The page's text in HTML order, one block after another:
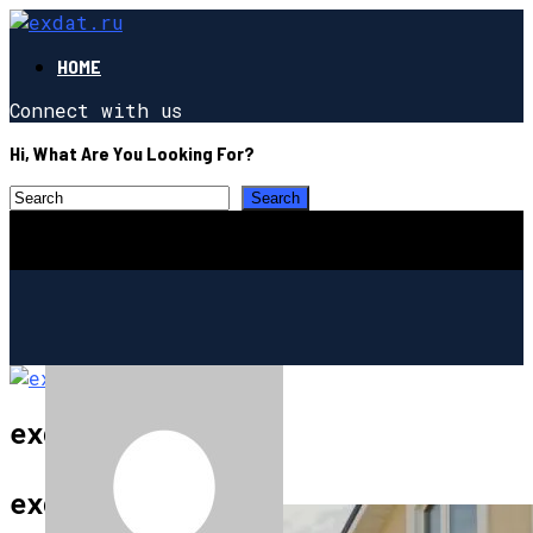
HOME
Connect with us
Hi, What Are You Looking For?
exdat.ru
exdat.ruСТРОИТЕЛЬСТВО И РЕМОНТ